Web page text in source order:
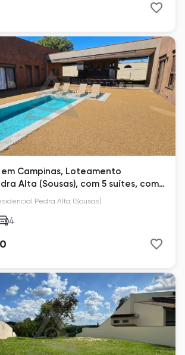
Campinas, Loteamento
Alta (Sousas), com 5 suítes, com
Pedra Alta (Sousas)
4